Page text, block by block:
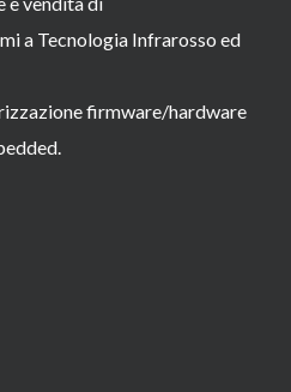
a Tecnologia Infrarosso ed
firmware/hardware